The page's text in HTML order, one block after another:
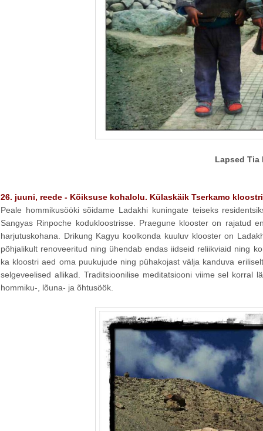
Lapsed
26. juuni, reede - Kõiksuse kohalolu. Külaskäik Tserkamo
Peale hommikusööki sõidame Ladakhi kuningate teiseks
Sangyas Rinpoche kodukloostrisse. Praegune klooster on rajatud
harjutuskohana. Drikung Kagyu koolkonda kuuluv klooster on
põhjalikult renoveeritud ning ühendab endas iidseid reliikviaid ning
ka kloostri aed oma puukujude ning pühakojast välja kanduva
selgeveelised allikad. Traditsioonilise meditatsiooni viime sel
hommiku-, lõuna- ja õhtusöök.